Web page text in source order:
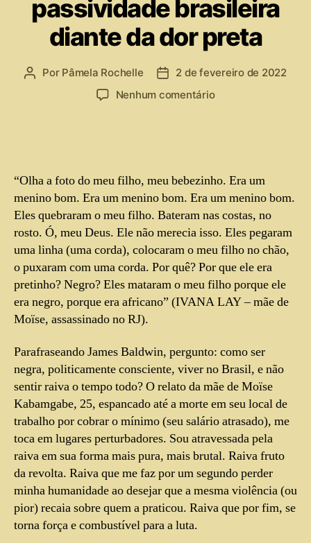
passividade brasileira
diante da dor preta
Por Pâmela Rochelle
2 de fevereiro de 2022
Nenhum comentário
“Olha a foto do meu filho, meu bebezinho. Era um
menino bom. Era um menino bom. Era um menino bom.
Eles quebraram o meu filho. Bateram nas costas, no
rosto. Ó, meu Deus. Ele não merecia isso. Eles pegaram
uma linha (uma corda), colocaram o meu filho no chão,
o puxaram com uma corda. Por quê? Por que ele era
pretinho? Negro?Eles mataram o meu filho porque ele
era negro, porque era africano” (IVANA LAY – mãe de
Moïse, assassinado no RJ).
Parafraseando James Baldwin, pergunto: como ser
negra, politicamente consciente, viver no Brasil, e não
sentir raiva o tempo todo? O relato da mãe de Moïse
Kabamgabe, 25, espancado até a morte em seu local de
trabalho por cobrar o mínimo (seu salário atrasado), me
toca em lugares perturbadores. Sou atravessada pela
raiva em sua forma mais pura, mais brutal. Raiva fruto
da revolta. Raiva que me faz por um segundo perder
minha humanidade ao desejar que a mesma violência (ou
pior) recaia sobre quem a praticou. Raiva que por fim, se
torna força e combustível para a luta.